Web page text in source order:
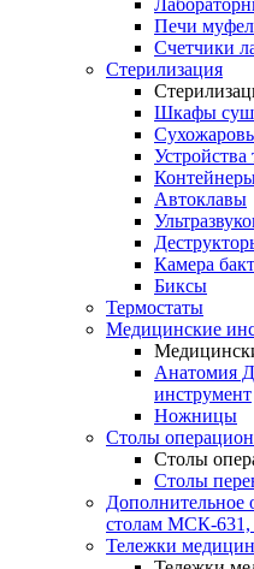
Печи
Счетчики
Стерилизация
Шкафы
Автоклавы
Камера
Биксы
Термостаты
Медицинские
Анатомия
инструмент
Ножницы
Столы
Столы
Столы
Дополнительное
столам МСК-
Тележки